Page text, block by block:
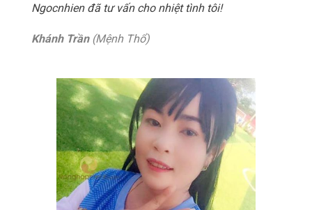
Ngocnhien đã tư vấn cho nhiệt tình tôi!
Khánh Trần(Mệnh Thổ)